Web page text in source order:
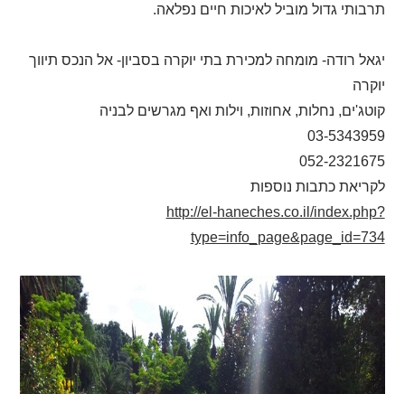
תרבותי גדול מוביל לאיכות חיים נפלאה.
יגאל רודה- מומחה למכירת בתי יוקרה בסביון- אל הנכס תיווך
יוקרה
קוטג'ים, נחלות, אחוזות, וילות ואף מגרשים לבניה
03-5343959
052-2321675
לקריאת כתבות נוספות
http://el-haneches.co.il/index.php?
type=info_page&page_id=734